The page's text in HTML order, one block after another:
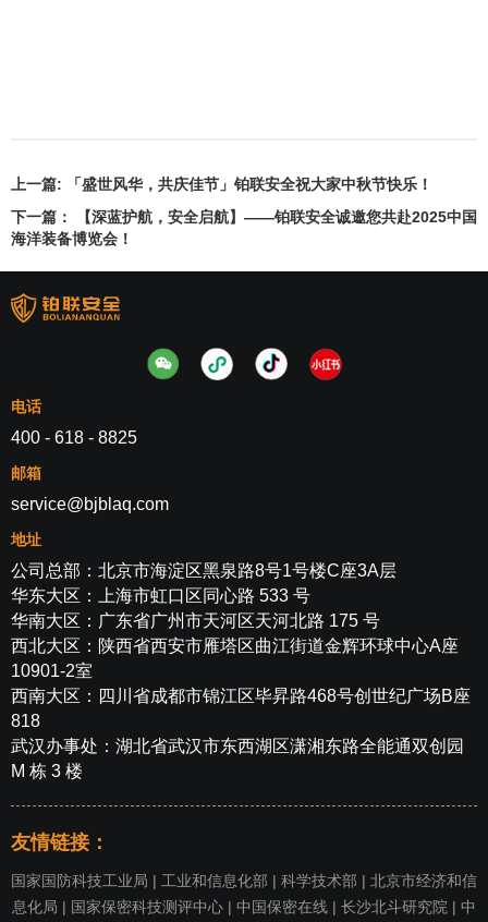
上一篇:
「盛世风华，共庆佳节」铂联安全祝大家中秋节快乐！
下一篇：
【深蓝护航，安全启航】——铂联安全诚邀您共赴2025中国
海洋装备博览会！
电话
400 - 618 - 8825
邮箱
service@bjblaq.com
地址
公司总部：北京市海淀区黑泉路8号1号楼C座3A层
华东大区：上海市虹口区同心路 533 号
华南大区：广东省广州市天河区天河北路 175 号
西北大区：陕西省西安市雁塔区曲江街道金辉环球中心A座
10901-2室
西南大区：四川省成都市锦江区毕昇路468号创世纪广场B座
818
武汉办事处：湖北省武汉市东西湖区潇湘东路全能通双创园
M 栋 3 楼
友情链接：
国家国防科技工业局 | 工业和信息化部 | 科学技术部 | 北京市经济和信
息化局 | 国家保密科技测评中心 | 中国保密在线 | 长沙北斗研究院 | 中